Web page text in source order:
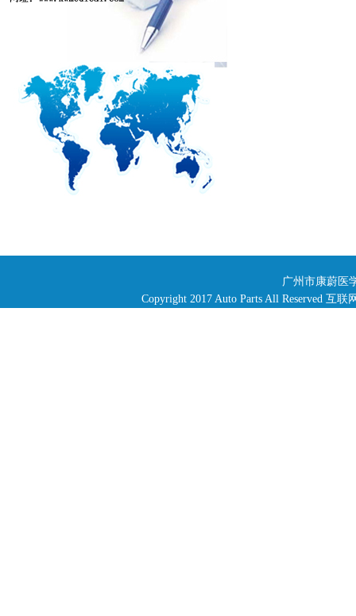
广州市康蔚医
Copyright 2017 Auto Parts All Reserved 互